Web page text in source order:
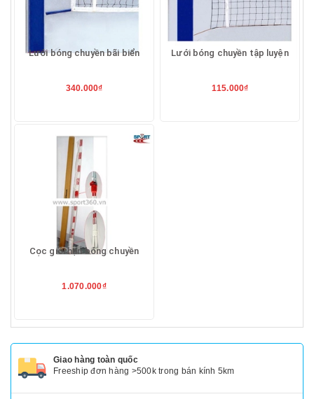
Lưới bóng chuyền bãi biển
340.000₫
Lưới bóng chuyền tập luyện
115.000₫
Cọc giới hạn bóng chuyền
1.070.000₫
Giao hàng toàn quốc
Freeship đơn hàng >500k trong bán kính 5km